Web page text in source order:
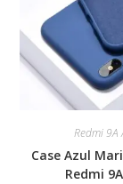
Redmi 9A
Case Azul
Redmi